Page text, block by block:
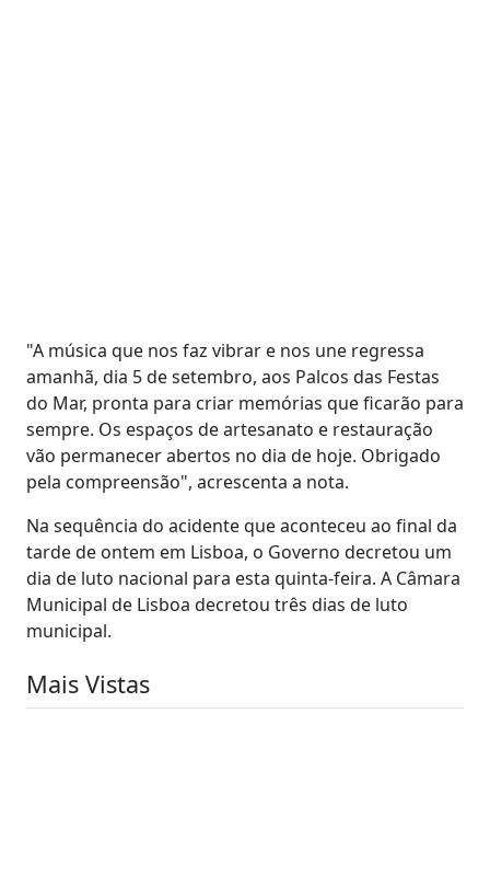
"A música que nos faz vibrar e nos une regressa
amanhã, dia 5 de setembro, aos Palcos das Festas
do Mar, pronta para criar memórias que ficarão para
sempre. Os espaços de artesanato e restauração
vão permanecer abertos no dia de hoje. Obrigado
pela compreensão", acrescenta a nota.
Na sequência do acidente que aconteceu ao final da
tarde de ontem em Lisboa, o Governo decretou um
dia de luto nacional para esta quinta-feira. A Câmara
Municipal de Lisboa decretou três dias de luto
municipal.
Mais Vistas